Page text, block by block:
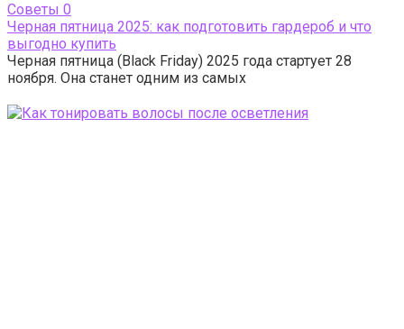
Cоветы 0
Черная пятница 2025: как подготовить гардероб и что
выгодно купить
Черная пятница (Black Friday) 2025 года стартует 28
ноября. Она станет одним из самых